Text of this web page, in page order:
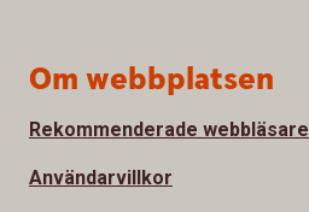
Om webbplatsen
Rekommenderade webbläsare
Användarvillkor